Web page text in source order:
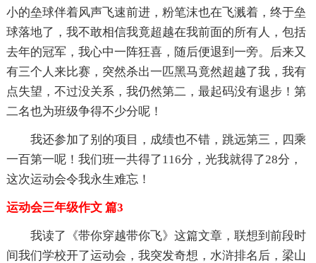
小的垒球伴着风声飞速前进，粉笔沫也在飞溅着，终于垒
球落地了，我不敢相信我竟超越在我前面的所有人，包括
去年的冠军，我心中一阵狂喜，随后便退到一旁。后来又
有三个人来比赛，突然杀出一匹黑马竟然超越了我，我有
点失望，不过没关系，我仍然第二，最起码没有退步！第
二名也为班级争得不少分呢！
我还参加了别的项目，成绩也不错，跳远第三，四乘
一百第一呢！我们班一共得了116分，光我就得了28分，
这次运动会令我永生难忘！
运动会三年级作文 篇3
我读了《带你穿越带你飞》这篇文章，联想到前段时
间我们学校开了运动会，我突发奇想，水浒排名后，梁山